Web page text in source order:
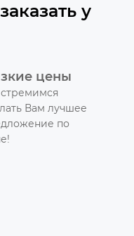
у
цены
Вам лучшее
по